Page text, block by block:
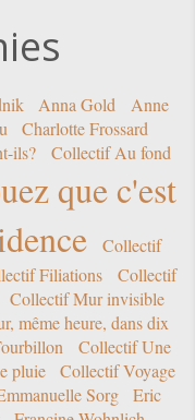
Anna Gold
Anne
Charlotte Frossard
ils?
Collectif Au fond
que c'est
Collectif
Filiations
Collectif
Collectif Mur invisible
même heure, dans dix
Collectif Une
pluie
Collectif Voyage
Sorg
Eric